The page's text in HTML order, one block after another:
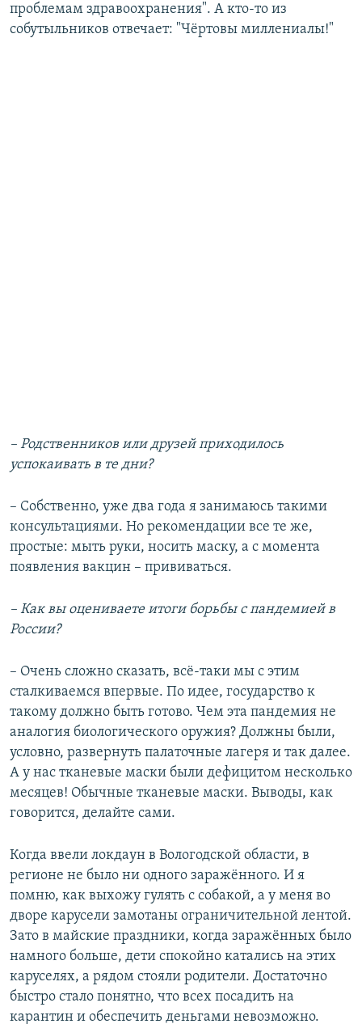
проблемам здравоохранения". А кто-то из
собутыльников отвечает: "Чёртовы миллениалы!"
– Родственников или друзей приходилось
успокаивать в те дни?
– Собственно, уже два года я занимаюсь такими
консультациями. Но рекомендации все те же,
простые: мыть руки, носить маску, а с момента
появления вакцин – прививаться.
– Как вы оцениваете итоги борьбы с пандемией в
России?
– Очень сложно сказать, всё-таки мы с этим
сталкиваемся впервые. По идее, государство к
такому должно быть готово. Чем эта пандемия не
аналогия биологического оружия? Должны были,
условно, развернуть палаточные лагеря и так далее.
А у нас тканевые маски были дефицитом несколько
месяцев! Обычные тканевые маски. Выводы, как
говорится, делайте сами.
Когда ввели локдаун в Вологодской области, в
регионе не было ни одного заражённого. И я
помню, как выхожу гулять с собакой, а у меня во
дворе карусели замотаны ограничительной лентой.
Зато в майские праздники, когда заражённых было
намного больше, дети спокойно катались на этих
каруселях, а рядом стояли родители. Достаточно
быстро стало понятно, что всех посадить на
карантин и обеспечить деньгами невозможно.